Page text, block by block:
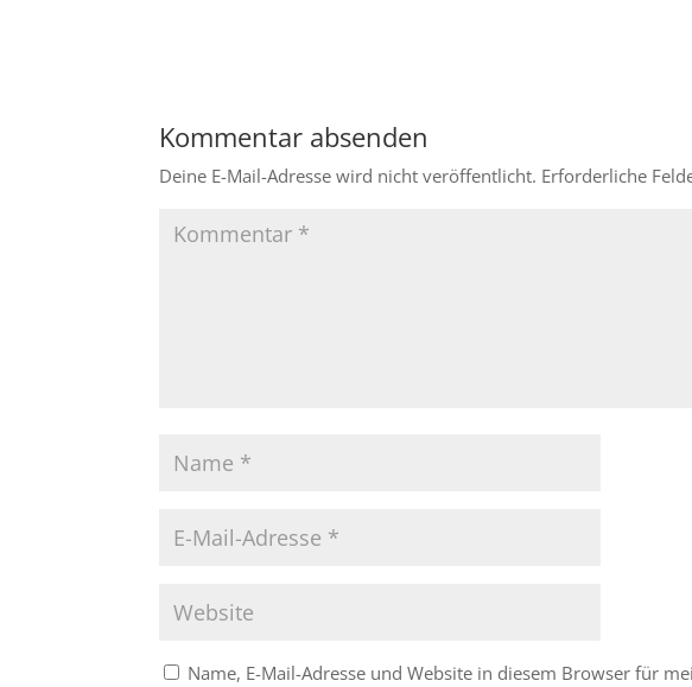
Kommentar absenden
Deine E-Mail-Adresse wird nicht veröffentlicht. Erforderliche
Name, E-Mail-Adresse und Website in diesem Browser für